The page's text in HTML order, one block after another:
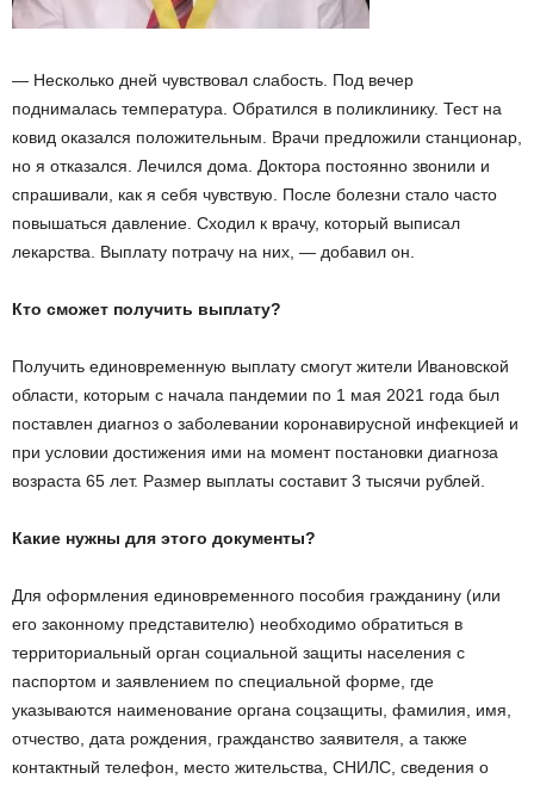
— Несколько дней чувствовал слабость. Под вечер
поднималась температура. Обратился в поликлинику. Тест на
ковид оказался положительным. Врачи предложили станционар,
но я отказался. Лечился дома. Доктора постоянно звонили и
спрашивали, как я себя чувствую. После болезни стало часто
повышаться давление. Сходил к врачу, который выписал
лекарства. Выплату потрачу на них, — добавил он.
Кто сможет получить выплату?
Получить единовременную выплату смогут жители Ивановской
области, которым с начала пандемии по 1 мая 2021 года был
поставлен диагноз о заболевании коронавирусной инфекцией и
при условии достижения ими на момент постановки диагноза
возраста 65 лет. Размер выплаты составит 3 тысячи рублей.
Какие нужны для этого документы?
Для оформления единовременного пособия гражданину (или
его законному представителю) необходимо обратиться в
территориальный орган социальной защиты населения с
паспортом и заявлением по специальной форме, где
указываются наименование органа соцзащиты, фамилия, имя,
отчество, дата рождения, гражданство заявителя, а также
контактный телефон, место жительства, СНИЛС, сведения о